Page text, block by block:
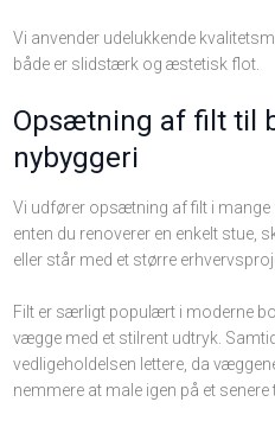
Vi anvender udelukkende
både er slidstærk og æstetisk flot.
Opsætning af filt til
nybyggeri
Vi udfører opsætning af filt i mange
enten du renoverer en enkelt stue,
eller står med et større
Filt er særligt populært i moderne
vægge med et stilrent udtryk.
vedligeholdelsen lettere, da
nemmere at male igen på et senere